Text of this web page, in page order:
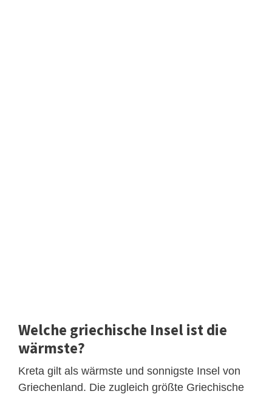
Welche griechische Insel ist die
wärmste?
Kreta gilt als wärmste und sonnigste Insel von
Griechenland. Die zugleich größte Griechische